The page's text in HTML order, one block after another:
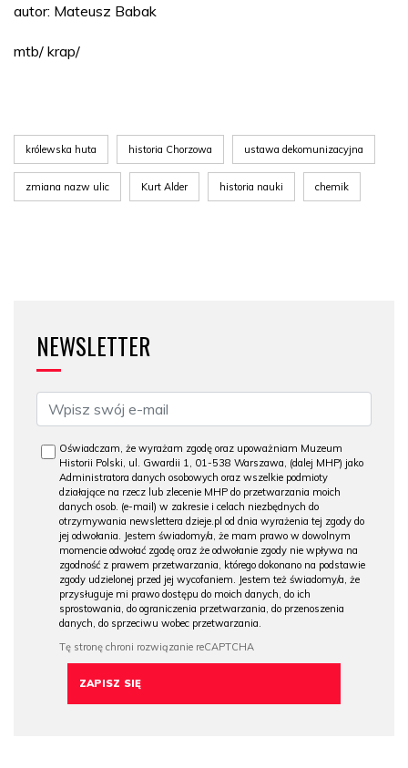
autor: Mateusz Babak
mtb/ krap/
królewska huta historia Chorzowa ustawa dekomunizacyjna
zmiana nazw ulic Kurt Alder historia nauki chemik
NEWSLETTER
Oświadczam, że wyrażam zgodę oraz upoważniam Muzeum
Historii Polski, ul. Gwardii 1, 01-538 Warszawa, (dalej MHP) jako
Administratora danych osobowych oraz wszelkie podmioty
działające na rzecz lub zlecenie MHP do przetwarzania moich
danych osob. (e-mail) w zakresie i celach niezbędnych do
otrzymywania newslettera dzieje.pl od dnia wyrażenia tej zgody do
jej odwołania. Jestem świadomy/a, że mam prawo w dowolnym
momencie odwołać zgodę oraz że odwołanie zgody nie wpływa na
zgodność z prawem przetwarzania, którego dokonano na podstawie
zgody udzielonej przed jej wycofaniem. Jestem też świadomy/a, że
przysługuje mi prawo dostępu do moich danych, do ich
sprostowania, do ograniczenia przetwarzania, do przenoszenia
danych, do sprzeciwu wobec przetwarzania.